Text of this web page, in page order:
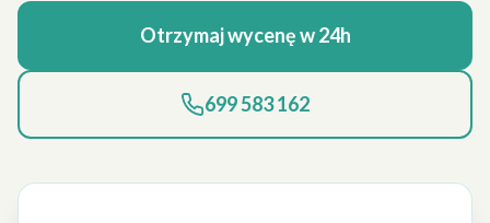
Otrzymaj wycenę w 24h
699 583 162